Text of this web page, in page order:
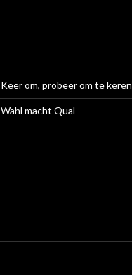
Keer om, probeer om te keren
Wahl macht Qual